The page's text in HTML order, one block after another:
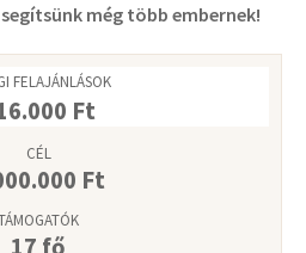
még több embernek!
FELAJÁNLÁSOK
Ft
CÉL
Ft
17 fő